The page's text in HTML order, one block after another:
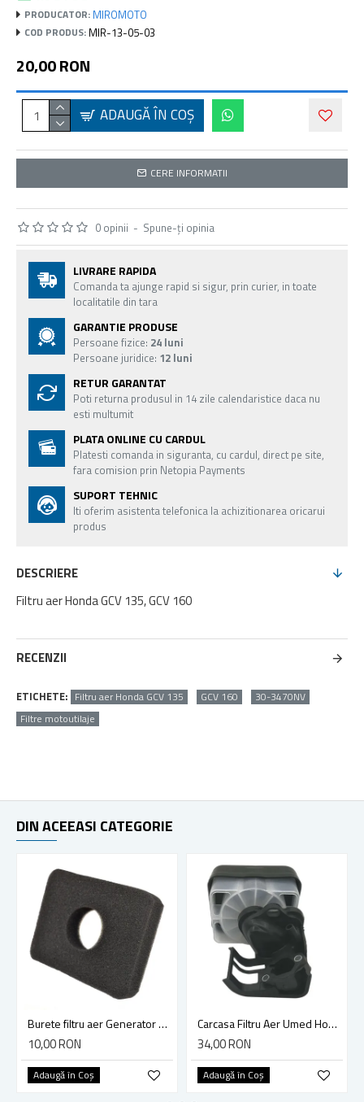
PRODUCATOR: MIROMOTO
COD PRODUS: MIR-13-05-03
0 opinii - Spune-ţi opinia
20,00 RON
ADAUGĂ ÎN COŞ
CERE INFORMATII
LIVRARE RAPIDA
Comanda ta ajunge rapid si sigur, prin curier, in toate
localitatile din tara
GARANTIE PRODUSE
Persoane fizice: 24 luni
Persoane juridice: 12 luni
RETUR GARANTAT
Poti returna produsul in 14 zile calendaristice daca nu
esti multumit
PLATA ONLINE CU CARDUL
Platesti comanda in siguranta, cu cardul, direct pe site,
fara comision prin Netopia Payments
SUPORT TEHNIC
Iti oferim asistenta telefonica la achizitionarea oricarui
produs
DESCRIERE
Filtru aer Honda GCV 135, GCV 160
RECENZII
ETICHETE: Filtru aer Honda GCV 135 GCV 160
30-3470NV
Filtre motoutilaje
DIN ACEEASI CATEGORIE
Burete filtru aer Generator HONDA GX 160, GX 200, Generator Chinezesc 5.5 Hp - 6.5 Hp
10,00 RON
Adaugă în Coş
Carcasa Filtru Aer Umed Honda GX160, GX200, Ruris, Dac, Zimbru, Gigant
34,00 RON
Adaugă în Coş